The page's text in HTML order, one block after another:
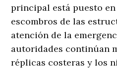
principal está puesto
escombros de las
atención de la
autoridades continúan
réplicas costeras y los